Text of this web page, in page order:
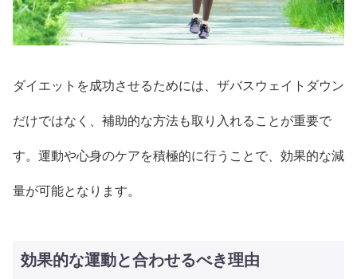
ダイエットを成功させるためには、ザバスウェイトダウン
だけではなく、補助的な方法も取り入れることが重要で
す。運動や心身のケアを積極的に行うことで、効果的な減
量が可能となります。
効果的な運動と合わせるべき理由